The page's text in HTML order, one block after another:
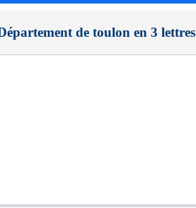
de toulon en 3 lettres